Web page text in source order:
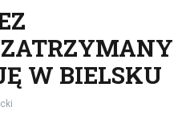
W BIELSKU